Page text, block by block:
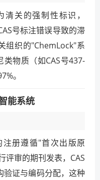
关的强制性标识，
号标注错误导致的滞
组织的"ChemLock"系
物质（如CAS号437-
。
能系统
注册遵循"首次出版原
评审的期刊发表，CAS
验证与编码分配，这种